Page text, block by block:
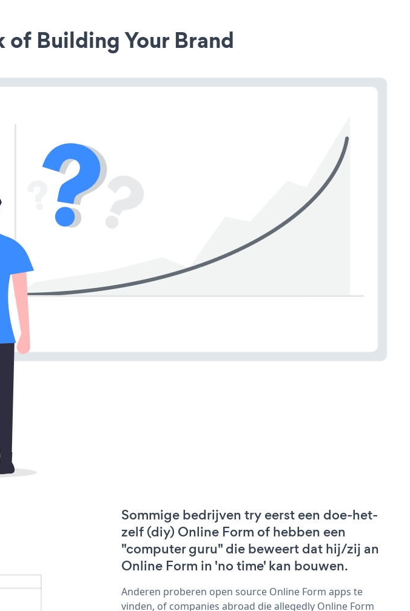
of Building Your Brand
Sommige bedrijven try eerst een doe-het-
zelf (diy) Online Form of hebben een
"computer guru" die beweert dat hij/zij an
Online Form in 'no time' kan bouwen.
Anderen proberen open source Online Form apps te
vinden, of companies abroad die allegedly Online Form